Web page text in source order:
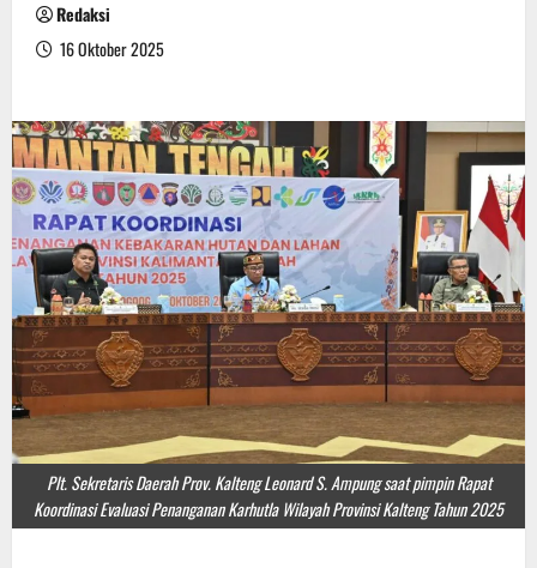
Redaksi
16 Oktober 2025
Plt. Sekretaris Daerah Prov. Kalteng Leonard S. Ampung saat pimpin Rapat
Koordinasi Evaluasi Penanganan Karhutla Wilayah Provinsi Kalteng Tahun 2025